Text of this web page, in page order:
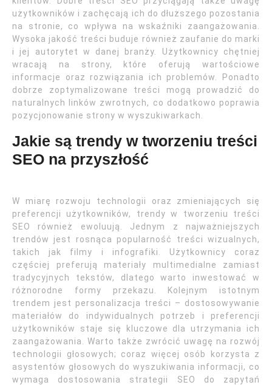
użytkowników i zachęcają ich do dłuższego pozostania
na stronie, co wpływa na wskaźniki zaangażowania.
Wysoka jakość treści buduje również zaufanie do marki
i jej autorytet w danej branży. Użytkownicy chętniej
wracają na strony, które oferują wartościowe
informacje oraz rozwiązania ich problemów. Ponadto
dobrze zoptymalizowane treści mogą prowadzić do
naturalnych linków zwrotnych, co dodatkowo poprawia
pozycjonowanie strony w wyszukiwarkach.
Jakie są trendy w tworzeniu treści
SEO na przyszłość
W miarę rozwoju technologii oraz zmieniających się
preferencji użytkowników, trendy w tworzeniu treści
SEO również ewoluują. Jednym z najważniejszych
trendów jest rosnąca popularność treści wizualnych,
takich jak filmy i infografiki. Użytkownicy coraz
częściej preferują materiały multimedialne zamiast
tradycyjnych tekstów, dlatego warto inwestować w
różnorodne formy przekazu. Kolejnym istotnym
trendem jest personalizacja treści – dostosowywanie
materiałów do indywidualnych potrzeb i preferencji
użytkowników staje się kluczowe dla utrzymania ich
zaangażowania. Warto także zwrócić uwagę na rozwój
technologii głosowych; coraz więcej osób korzysta z
asystentów głosowych do wyszukiwania informacji, co
wymaga dostosowania strategii SEO do zapytań